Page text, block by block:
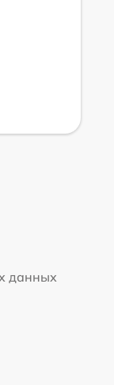
данных